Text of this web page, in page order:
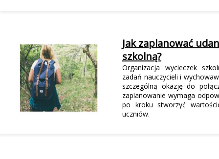
Jak zaplanować
szkolną?
Organizacja wycieczek
zadań nauczycieli i
szczególną okazję do
zaplanowanie wymaga
po kroku stworzyć
uczniów.